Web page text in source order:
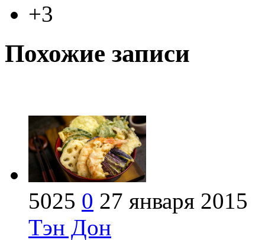
+3
Похожие записи
5025 0 27 января 2015
Тэн Дон